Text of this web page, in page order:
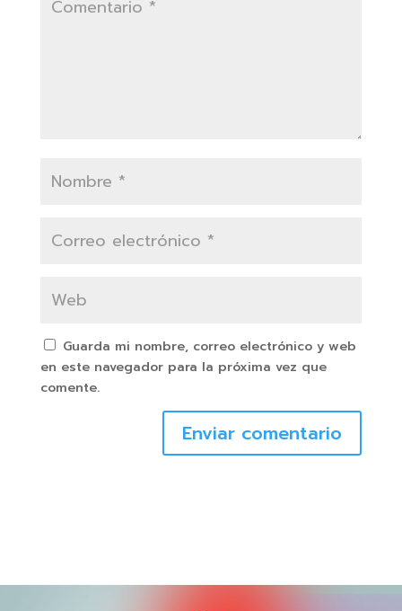
Guarda mi nombre, correo electrónico y web
en este navegador para la próxima vez que
comente.
Enviar comentario